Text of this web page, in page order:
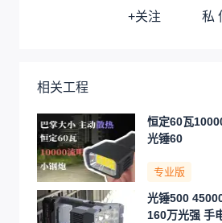
+关注 私
相关工程
恒定60瓦
光锤60
专业版
光锤500
160万光强 手